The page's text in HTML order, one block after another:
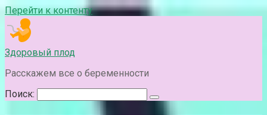
Перейти к контенту
Здоровый плод
Расскажем все о беременности
Поиск: